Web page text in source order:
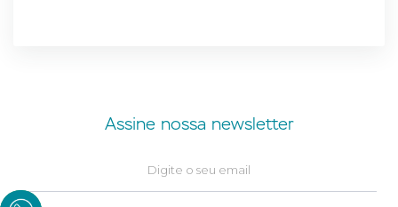
Assine nossa newsletter